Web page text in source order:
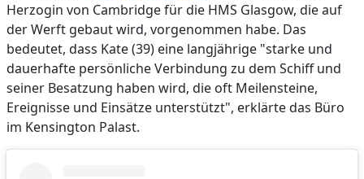
Herzogin von Cambridge für die HMS Glasgow, die auf
der Werft gebaut wird, vorgenommen habe. Das
bedeutet, dass Kate (39) eine langjährige "starke und
dauerhafte persönliche Verbindung zu dem Schiff und
seiner Besatzung haben wird, die oft Meilensteine,
Ereignisse und Einsätze unterstützt", erklärte das Büro
im Kensington Palast.